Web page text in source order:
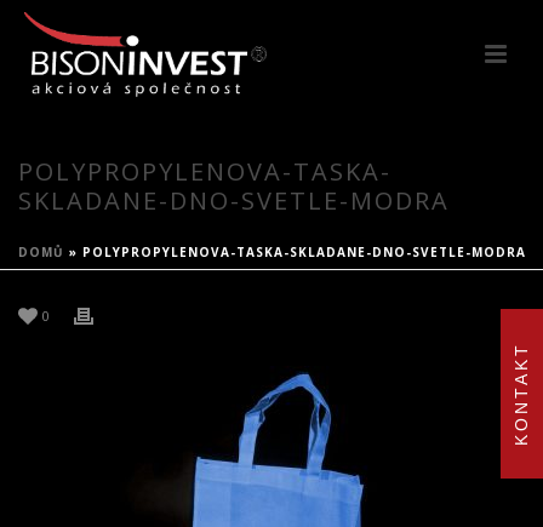
KONTAKT
POLYPROPYLENOVA-TASKA-
SKLADANE-DNO-SVETLE-MODRA
DOMŮ » POLYPROPYLENOVA-TASKA-SKLADANE-DNO-SVETLE-MODRA
0